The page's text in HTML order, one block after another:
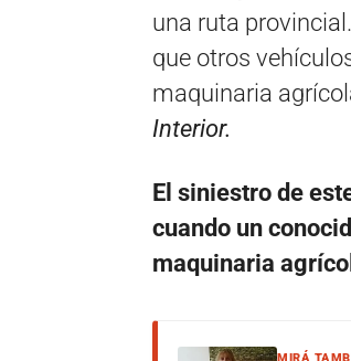
una ruta
que otros
maquinaria
Interior.
El siniestro de
cuando un
maquinaria